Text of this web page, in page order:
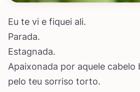
Eu te vi e fiquei ali.
Parada.
Estagnada.
Apaixonada por aquele cabelo
pelo teu sorriso torto.